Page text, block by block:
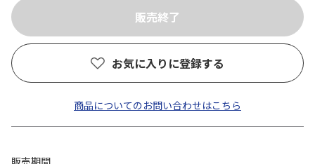
お気に入りに登録する
商品についてのお問い合わせはこちら
販売期間